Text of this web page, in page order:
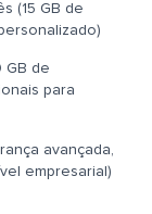
(15 GB de
GB de
para
avançada,
empresarial)